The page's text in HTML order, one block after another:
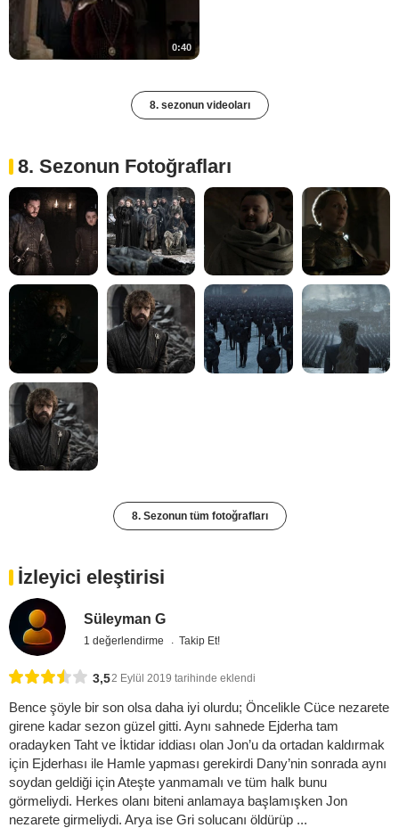
0:40
8. sezonun videoları
8. Sezonun Fotoğrafları
8. Sezonun tüm fotoğrafları
İzleyici eleştirisi
Süleyman G
1 değerlendirme Takip Et!
3,52 Eylül 2019 tarihinde eklendi
Bence şöyle bir son olsa daha iyi olurdu; Öncelikle Cüce nezarete
girene kadar sezon güzel gitti. Aynı sahnede Ejderha tam
oradayken Taht ve İktidar iddiası olan Jon’u da ortadan kaldırmak
için Ejderhası ile Hamle yapması gerekirdi Dany’nin sonrada aynı
soydan geldiği için Ateşte yanmamalı ve tüm halk bunu
görmeliydi. Herkes olanı biteni anlamaya başlamışken Jon
nezarete girmeliydi. Arya ise Gri solucanı öldürüp ...